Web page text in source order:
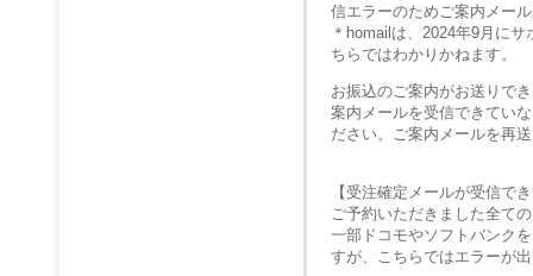
信エラーのためご案内メー
＊homailは、2024年9月に
ちらではわかりかねます。
お振込のご案内がお送りで
案内メールを受信できてい
ださい。ご案内メールを再
【受注確定メールが受信で
ご予約いただきました全て
一部ドコモやソフトバンク
すが、こちらではエラーが